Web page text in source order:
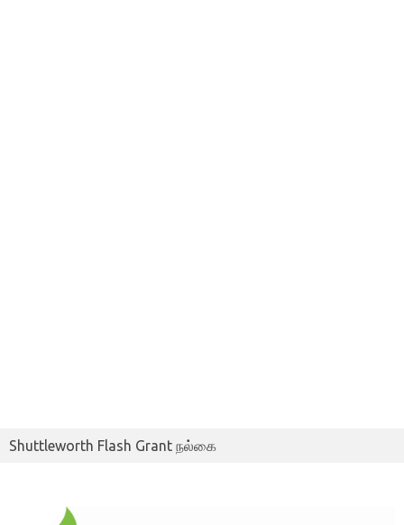
Shuttleworth Flash Grant நல்கை